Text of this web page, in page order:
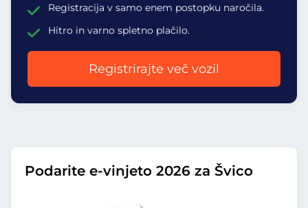
Registracija v samo enem postopku naročila.
Hitro in varno spletno plačilo.
Registrirajte več vozil
Podarite e-vinjeto 2026 za Švico